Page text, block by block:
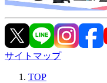
サイトマップ
TOP